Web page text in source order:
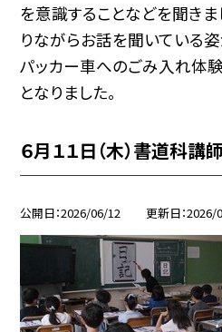
を意識することなどを聞きま
りながらお話を聞いている姿
パッカー車へのごみ入れ体
となりました。
６月１１日（木）書道科講
公開日 2026/06/12 更新日 2026/